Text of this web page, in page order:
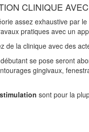
CLINIQUE
assez exhaustive par
pratiques avec un
de la clinique avec des
se pose seront
gingivaux,
sont pour la